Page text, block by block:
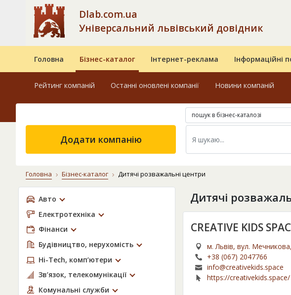
Dlab.com.ua
Універсальний львівський довідник
Головна Бізнес-каталог Інтернет-реклама Інформаційні
Рейтинг компаній Останні оновлені компанії Новини компаній
пошук в бізнес-каталозі
Додати компанію
Головна Бізнес-каталог Дитячі розважальні центри
Авто
Електротехніка
Фінанси
Будівництво, нерухомість
Hi-Tech, комп’ютери
Зв’язок, телекомунікації
Комунальні служби
Дитячі
CREATIVE KIDS
м. Львів, вул.
+38 (067) 2047766
info@creativekids.space
https://creativekids.space/